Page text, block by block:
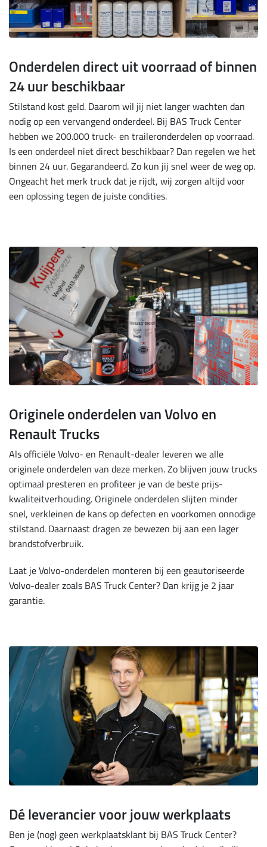
Onderdelen direct uit voorraad of binnen
24 uur beschikbaar
Stilstand kost geld. Daarom wil jij niet langer wachten dan
nodig op een vervangend onderdeel. Bij BAS Truck Center
hebben we 200.000 truck- en traileronderdelen op voorraad.
Is een onderdeel niet direct beschikbaar? Dan regelen we het
binnen 24 uur. Gegarandeerd. Zo kun jij snel weer de weg op.
Ongeacht het merk truck dat je rijdt, wij zorgen altijd voor
een oplossing tegen de juiste condities.
Originele onderdelen van Volvo en
Renault Trucks
Als officiële Volvo- en Renault-dealer leveren we alle
originele onderdelen van deze merken. Zo blijven jouw trucks
optimaal presteren en profiteer je van de beste prijs-
kwaliteitverhouding. Originele onderdelen slijten minder
snel, verkleinen de kans op defecten en voorkomen onnodige
stilstand. Daarnaast dragen ze bewezen bij aan een lager
brandstofverbruik.
Laat je Volvo-onderdelen monteren bij een geautoriseerde
Volvo-dealer zoals BAS Truck Center? Dan krijg je 2 jaar
garantie.
Dé leverancier voor jouw werkplaats
Ben je (nog) geen werkplaatsklant bij BAS Truck Center?